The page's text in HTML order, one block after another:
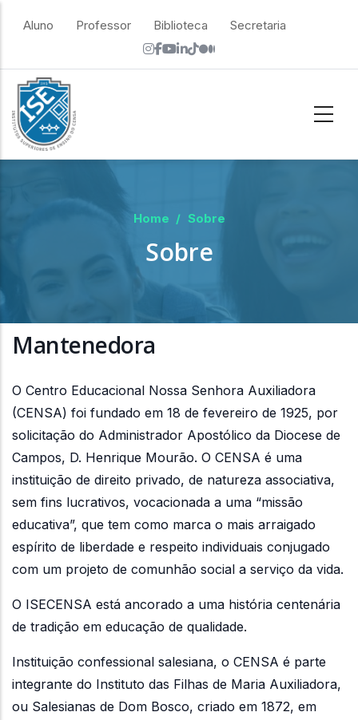
top menu
Aluno Professor Biblioteca Secretaria
Home / Sobre
Sobre
Mantenedora
O Centro Educacional Nossa Senhora Auxiliadora
(CENSA) foi fundado em 18 de fevereiro de 1925, por
solicitação do Administrador Apostólico da Diocese de
Campos, D. Henrique Mourão. O CENSA é uma
instituição de direito privado, de natureza associativa,
sem fins lucrativos, vocacionada a uma “missão
educativa”, que tem como marca o mais arraigado
espírito de liberdade e respeito individuais conjugado
com um projeto de comunhão social a serviço da vida.
O ISECENSA está ancorado a uma história centenária
de tradição em educação de qualidade.
Instituição confessional salesiana, o CENSA é parte
integrante do Instituto das Filhas de Maria Auxiliadora,
ou Salesianas de Dom Bosco, criado em 1872, em